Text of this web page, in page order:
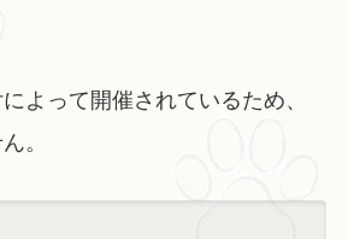
よって開催されているため、
。